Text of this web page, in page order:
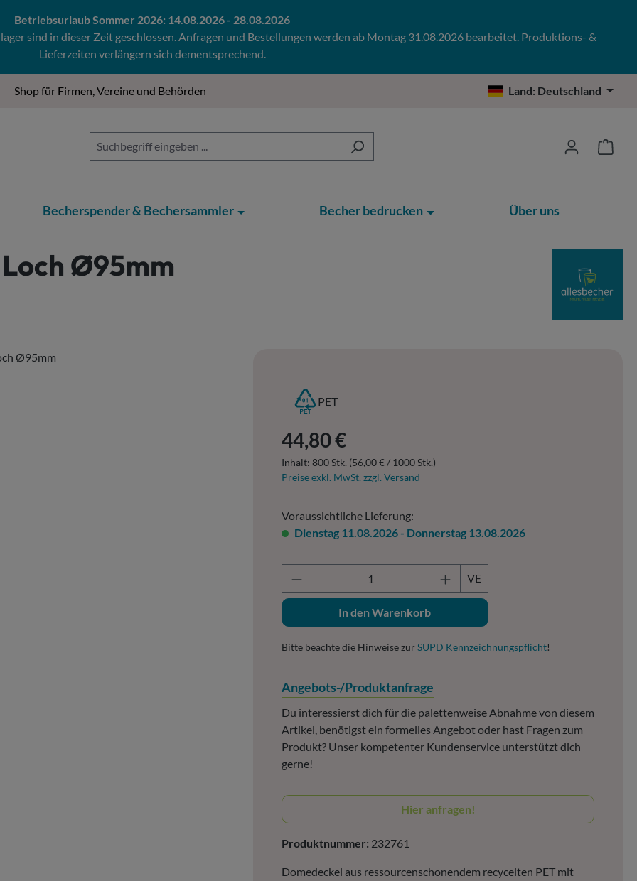
Betriebsurlaub Sommer 2026: 14.08.2026 - 28.08.2026
sind in dieser Zeit geschlossen. Anfragen und Bestellungen werden ab Montag 31.08.2026 bearbeitet. Produktions- &
Lieferzeiten verlängern sich dementsprechend.
Shop für Firmen, Vereine und Behörden Land: Deutschland
Becherspender & Bechersammler Becher bedrucken Über uns
Ø95mm
PET
Regulärer Preis:
44,80 €
Inhalt: 800 Stk. (56,00 € / 1000 Stk.)
Preise exkl. MwSt. zzgl. Versand
Voraussichtliche Lieferung:
Dienstag 11.08.2026 - Donnerstag 13.08.2026
Produkt Anzahl: Gib den gewünschten Wert
VE
In den Warenkorb
Bitte beachte die Hinweise zur SUPD Kennzeichnungspflicht!
Angebots-/Produktanfrage
Du interessierst dich für die palettenweise Abnahme von diesem
Artikel, benötigst ein formelles Angebot oder hast Fragen zum
Produkt? Unser kompetenter Kundenservice unterstützt dich
gerne!
Hier anfragen!
Produktnummer: 232761
Domedeckel aus ressourcenschonendem recycelten PET mit